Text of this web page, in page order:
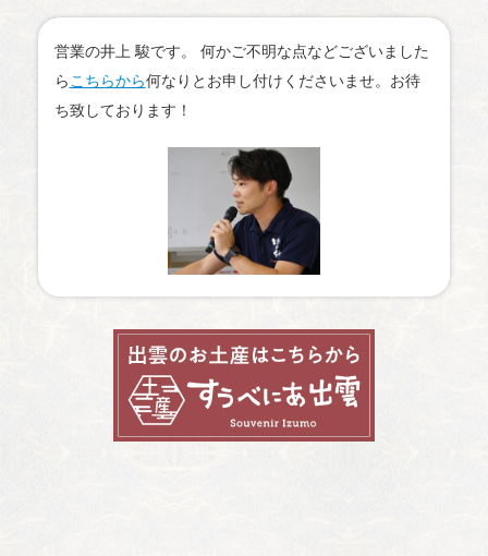
営業の井上 駿です。 何かご不明な点などございました
ら こちらから何なりとお申し付けくださいませ。お待
ち致しております！